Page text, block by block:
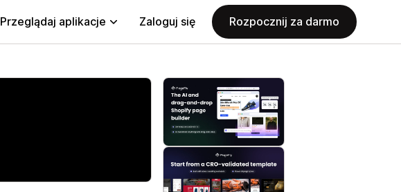
Przeglądaj aplikacje Zaloguj się Rozpocznij za darmo